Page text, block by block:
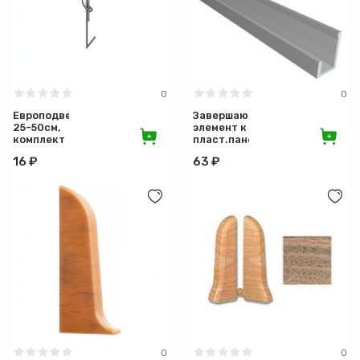
0
Европодвес
25-50см,
комплект
16 ₽
0
Завершающий
элемент к
пласт.панелям
63 ₽
0 0